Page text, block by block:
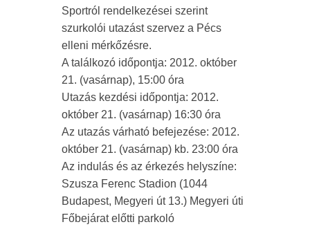
Sportról rendelkezései szerint
szurkolói utazást szervez a Pécs
elleni mérkőzésre.
A találkozó időpontja: 2012. október
21. (vasárnap), 15:00 óra
Utazás kezdési időpontja: 2012.
október 21. (vasárnap) 16:30 óra
Az utazás várható befejezése: 2012.
október 21. (vasárnap) kb. 23:00 óra
Az indulás és az érkezés helyszíne:
Szusza Ferenc Stadion (1044
Budapest, Megyeri út 13.) Megyeri úti
Főbejárat előtti parkoló